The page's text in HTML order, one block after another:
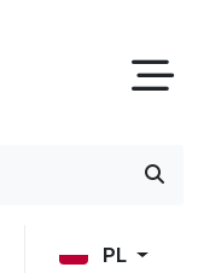
PL